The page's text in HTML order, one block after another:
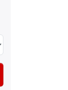
Tupflack